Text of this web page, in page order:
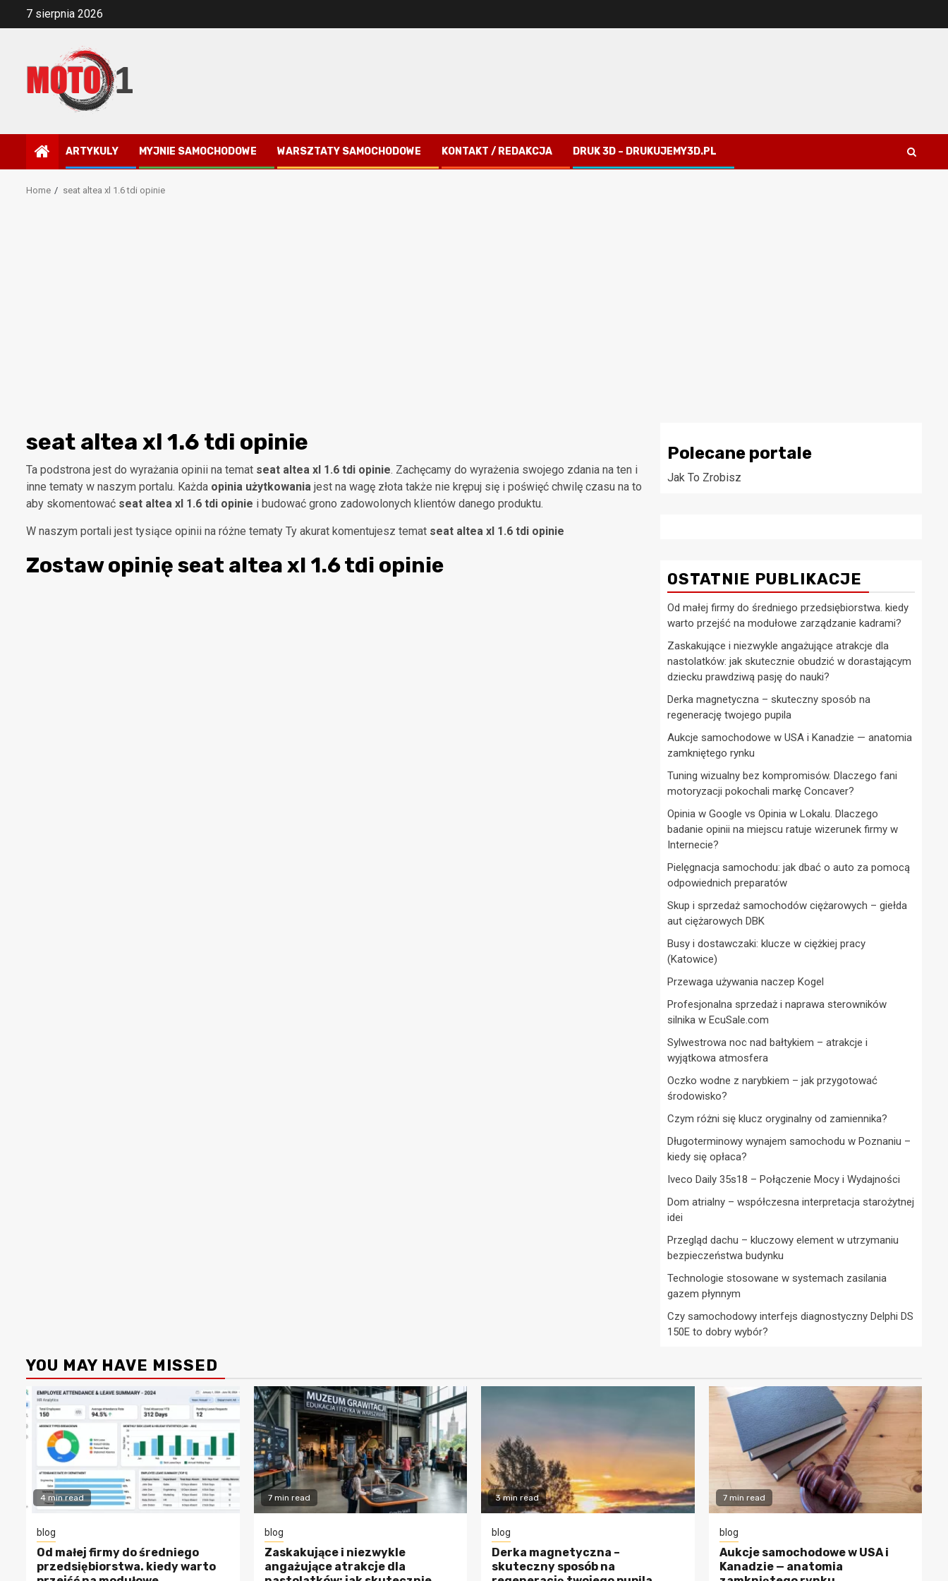
7 sierpnia 2026
ARTYKULY MYJNIE SAMOCHODOWE WARSZTATY SAMOCHODOWE KONTAKT / REDAKCJA DRUK 3D – DRUKUJEMY3D.PL
Home seat altea xl 1.6 tdi opinie
seat altea xl 1.6 tdi opinie
Ta podstrona jest do wyrażania opinii na temat seat altea xl 1.6 tdi opinie. Zachęcamy do wyrażenia swojego zdania na ten i
inne tematy w naszym portalu. Każda opinia użytkowania jest na wagę złota także nie krępuj się i poświęć chwilę czasu na to
aby skomentować seat altea xl 1.6 tdi opinie i budować grono zadowolonych klientów danego produktu.
W naszym portali jest tysiące opinii na różne tematy Ty akurat komentujesz temat seat altea xl 1.6 tdi opinie
Zostaw opinięseat altea xl 1.6 tdi opinie
Polecane portale
Jak To Zrobisz
OSTATNIE PUBLIKACJE
Od małej firmy do średniego przedsiębiorstwa. kiedy
warto przejść na modułowe zarządzanie kadrami?
Zaskakujące i niezwykle angażujące atrakcje dla
nastolatków: jak skutecznie obudzić w dorastającym
dziecku prawdziwą pasję do nauki?
Derka magnetyczna – skuteczny sposób na
regenerację twojego pupila
Aukcje samochodowe w USA i Kanadzie — anatomia
zamkniętego rynku
Tuning wizualny bez kompromisów. Dlaczego fani
motoryzacji pokochali markę Concaver?
Opinia w Google vs Opinia w Lokalu. Dlaczego
badanie opinii na miejscu ratuje wizerunek firmy w
Internecie?
Pielęgnacja samochodu: jak dbać o auto za pomocą
odpowiednich preparatów
Skup i sprzedaż samochodów ciężarowych – giełda
aut ciężarowych DBK
Busy i dostawczaki: klucze w ciężkiej pracy
(Katowice)
Przewaga używania naczep Kogel
Profesjonalna sprzedaż i naprawa sterowników
silnika w EcuSale.com
Sylwestrowa noc nad bałtykiem – atrakcje i
wyjątkowa atmosfera
Oczko wodne z narybkiem – jak przygotować
środowisko?
Czym różni się klucz oryginalny od zamiennika?
Długoterminowy wynajem samochodu w Poznaniu –
kiedy się opłaca?
Iveco Daily 35s18 – Połączenie Mocy i Wydajności
Dom atrialny – współczesna interpretacja starożytnej
idei
Przegląd dachu – kluczowy element w utrzymaniu
bezpieczeństwa budynku
Technologie stosowane w systemach zasilania
gazem płynnym
Czy samochodowy interfejs diagnostyczny Delphi DS
150E to dobry wybór?
YOU MAY HAVE MISSED
4 min read
blog
Od małej firmy do średniego
przedsiębiorstwa. kiedy warto
7 min read
blog
Zaskakujące i niezwykle
angażujące atrakcje dla
3 min read
blog
Derka magnetyczna –
skuteczny sposób na
7 min read
blog
Aukcje samochodowe w USA i
Kanadzie — anatomia